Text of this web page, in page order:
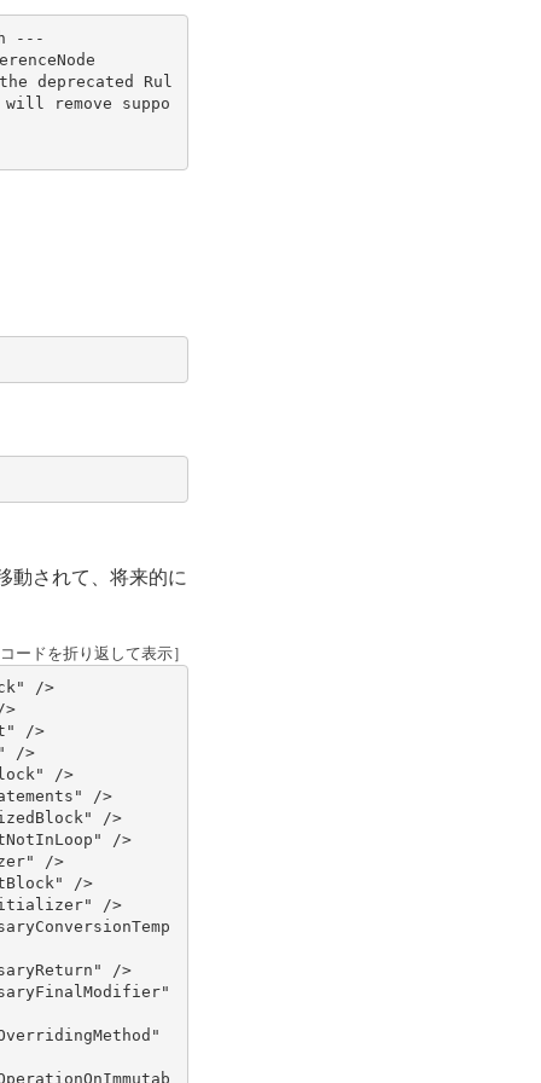
---
deprecated Rul
remove suppo
動されて、将来的に
コードを折り返して表示］
/>
>
/>
/>
/>
/>
/>
/>
/>
/>
/>
/>